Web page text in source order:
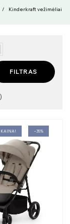
Kinderkraft vežimėliai
FILTRAS
KAINA! −35%